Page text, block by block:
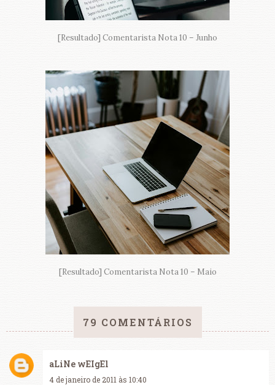
[Resultado] Comentarista Nota 10 – Junho
[Resultado] Comentarista Nota 10 – Maio
79 COMENTÁRIOS
aLiNe wEIgEl
4 de janeiro de 2011 às 10:40